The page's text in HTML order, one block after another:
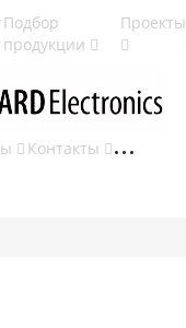
Подбор
продукции
Проекты
Контакты